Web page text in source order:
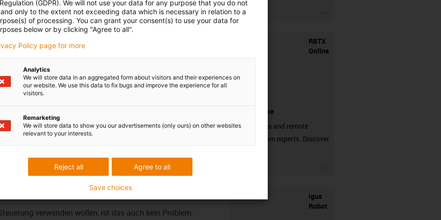
Zahnriemenachse anschlussfertig mit dem passenden
8
Ausgänge (keine inverse Kinematik hinterlegt)
7. Achsen sind Pick and Place Applikationen, Schweiß
Einstieg in die Automatisierung
und intuitive Robotersteuerung und -programmierung
die Automatisierung. Die direkte Schaltschrankintegration
und anschlussfertige Lösung. Dadurch kann
bewegt werden. Aktuell ist die Lösung mit folgenden
Eine Master-Steuerung ist nicht notwendig.
verwenden wollen, ist das auch kein Problem.
RBTX
Online
marketplace
Accessories and remote
support from experts. Discover
igus
Robot
(GDPR). We will not use your data for any purpose that you do not
only to the extent not exceeding data which is necessary in relation to a
of processing. You can grant your consent(s) to use your data for
below or by clicking "Agree to all".
Policy page for more
Analytics
We will store data in an aggregated form about visitors and their experiences on
our website. We use this data to fix bugs and improve the experience for all
visitors.
Remarketing
We will store data to show you our advertisements (only ours) on other websites
relevant to your interests.
Agree to all
Reject all
Save choices